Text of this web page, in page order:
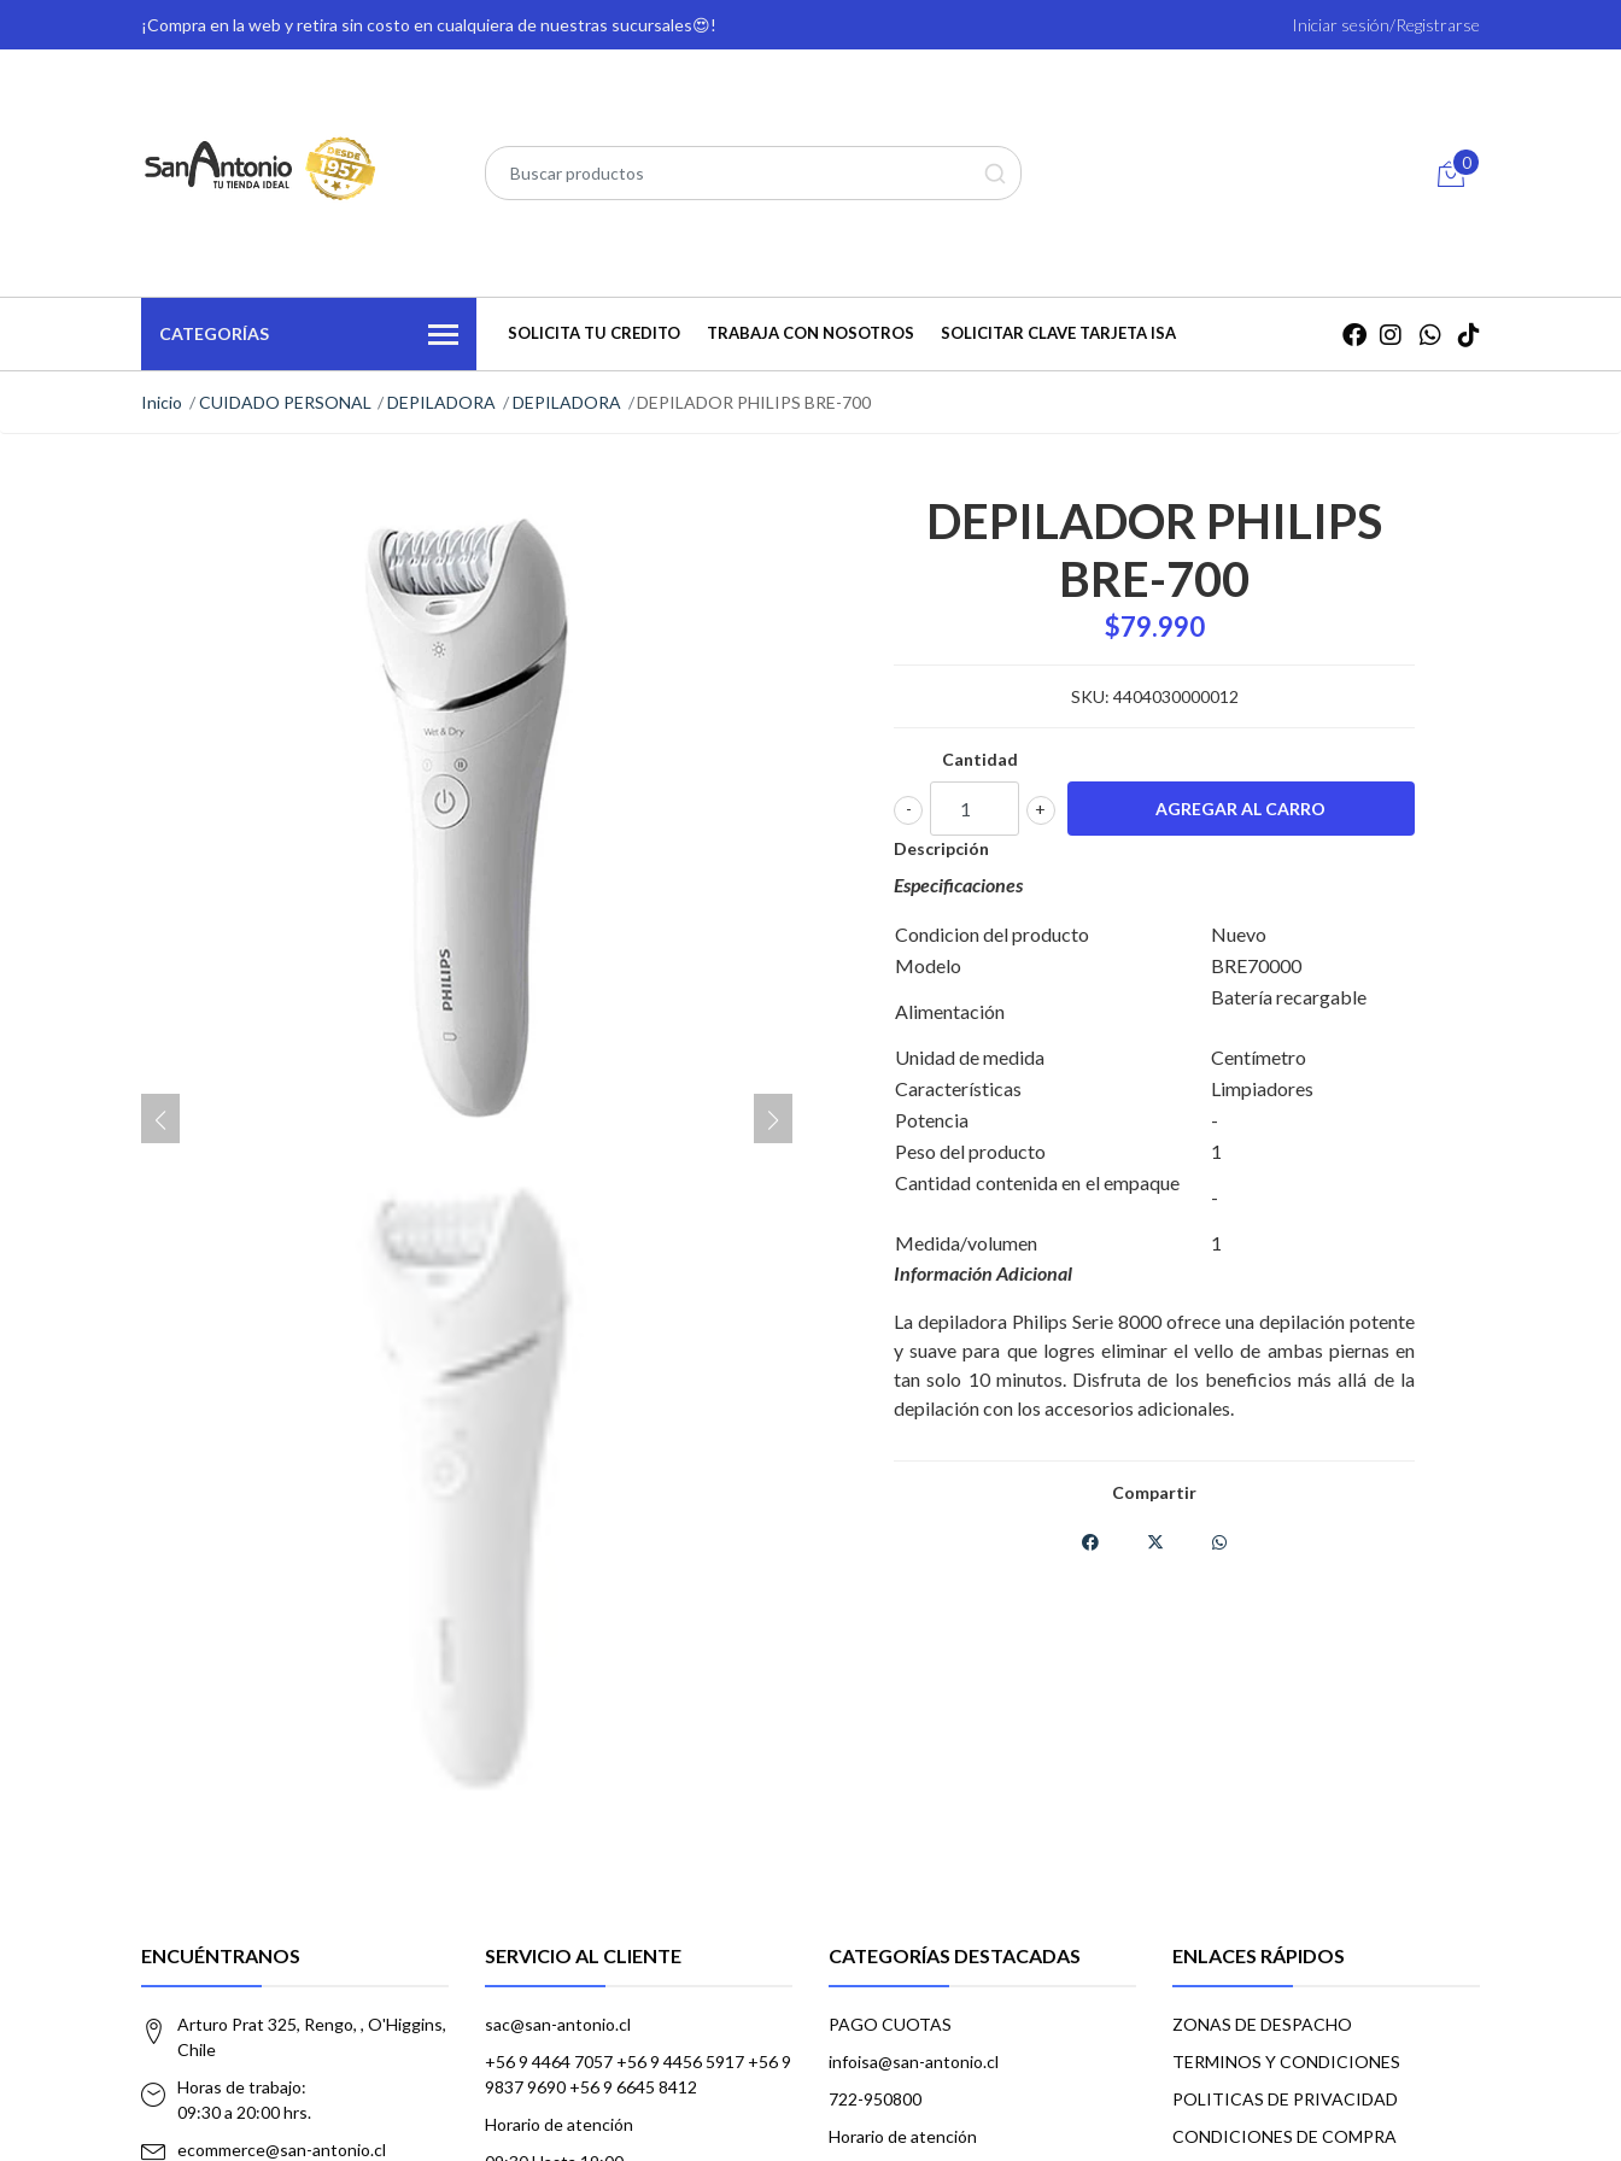
¡Compra en la web y retira sin costo en cualquiera de nuestras sucursales😍! Iniciar sesión/Registrarse
0
CATEGORÍAS SOLICITA TU CREDITO TRABAJA CON NOSOTROS SOLICITAR CLAVE TARJETA ISA
Inicio CUIDADO PERSONAL DEPILADORA DEPILADORA DEPILADOR PHILIPS BRE-700
DEPILADOR PHILIPS
BRE-700
$79.990
SKU: 4404030000012
Cantidad
+
-
Descripción
Especificaciones
Condicion del producto
Nuevo
Modelo
BRE70000
Alimentación
Batería recargable
Unidad de medida
Centímetro
Características
Limpiadores
Potencia
-
Peso del producto
1
Cantidad contenida en el empaque
-
Medida/volumen
1
Información Adicional
La depiladora Philips Serie 8000 ofrece una depilación potente
y suave para que logres eliminar el vello de ambas piernas en
tan solo 10 minutos. Disfruta de los beneficios más allá de la
depilación con los accesorios adicionales.
Compartir
ENCUÉNTRANOS
Arturo Prat 325, Rengo, , O'Higgins,
Chile
Horas de trabajo:
09:30 a 20:00 hrs.
ecommerce@san-antonio.cl
SERVICIO AL CLIENTE
sac@san-antonio.cl
+56 9 4464 7057 +56 9 4456 5917 +56 9
9837 9690 +56 9 6645 8412
Horario de atención
CATEGORÍAS DESTACADAS
PAGO CUOTAS
infoisa@san-antonio.cl
722-950800
Horario de atención
ENLACES RÁPIDOS
ZONAS DE DESPACHO
TERMINOS Y CONDICIONES
POLITICAS DE PRIVACIDAD
CONDICIONES DE COMPRA